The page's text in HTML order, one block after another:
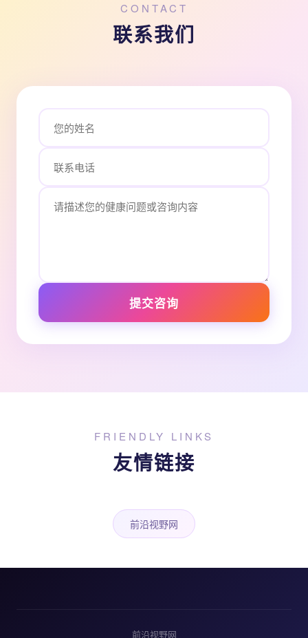
CONTACT
联系我们
提交咨询
FRIENDLY LINKS
友情链接
前沿视野网
前沿视野网